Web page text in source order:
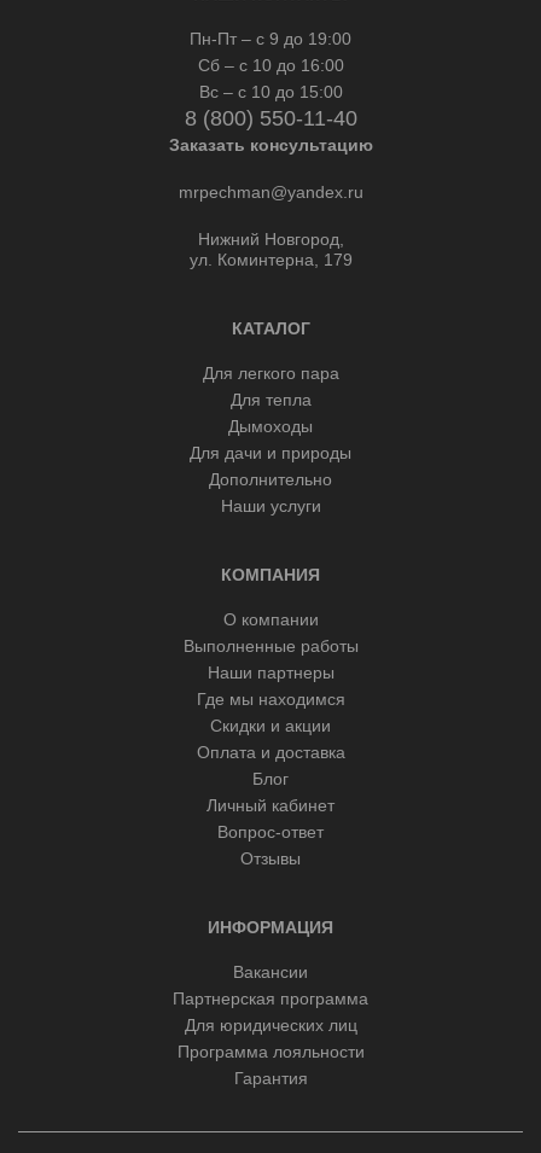
Пн-Пт – с 9 до 19:00
Сб – с 10 до 16:00
Вс – с 10 до 15:00
8 (800) 550-11-40
Заказать консультацию
mrpechman@yandex.ru
Нижний Новгород,
ул. Коминтерна, 179
КАТАЛОГ
Для легкого пара
Для тепла
Дымоходы
Для дачи и природы
Дополнительно
Наши услуги
КОМПАНИЯ
О компании
Выполненные работы
Наши партнеры
Где мы находимся
Скидки и акции
Оплата и доставка
Блог
Личный кабинет
Вопрос-ответ
Отзывы
ИНФОРМАЦИЯ
Вакансии
Партнерская программа
Для юридических лиц
Программа лояльности
Гарантия